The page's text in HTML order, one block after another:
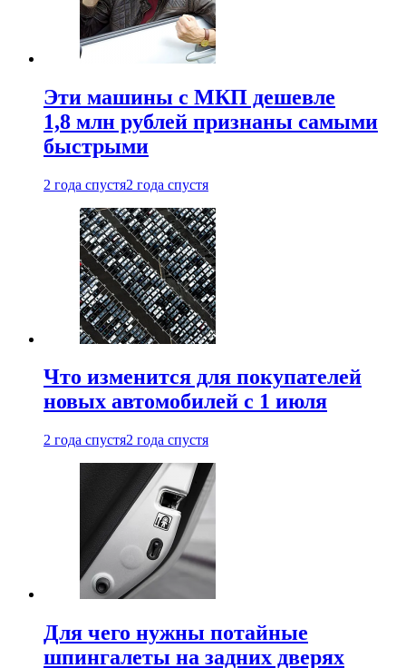
Эти машины с МКП дешевле
1,8 млн рублей признаны самыми
быстрыми
2 года спустя2 года спустя
Что изменится для покупателей
новых автомобилей с 1 июля
2 года спустя2 года спустя
Для чего нужны потайные
шпингалеты на задних дверях